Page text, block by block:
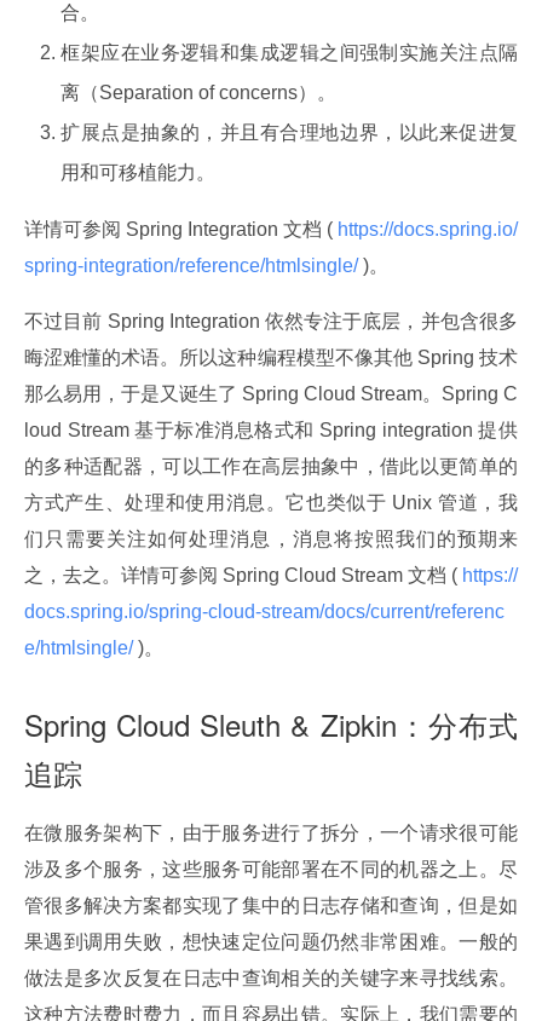
合。
框架应在业务逻辑和集成逻辑之间强制实施关注点隔
离（Separation of concerns）。
扩展点是抽象的，并且有合理地边界，以此来促进复
用和可移植能力。
详情可参阅 Spring Integration 文档 ( https://docs.spring.io/
spring-integration/reference/htmlsingle/ )。
不过目前 Spring Integration 依然专注于底层，并包含很多
晦涩难懂的术语。所以这种编程模型不像其他 Spring 技术
那么易用，于是又诞生了 Spring Cloud Stream。Spring C
loud Stream 基于标准消息格式和 Spring integration 提供
的多种适配器，可以工作在高层抽象中，借此以更简单的
方式产生、处理和使用消息。它也类似于 Unix 管道，我
们只需要关注如何处理消息，消息将按照我们的预期来
之，去之。详情可参阅 Spring Cloud Stream 文档 ( https://
docs.spring.io/spring-cloud-stream/docs/current/referenc
e/htmlsingle/ )。
Spring Cloud Sleuth & Zipkin：分布式
追踪
在微服务架构下，由于服务进行了拆分，一个请求很可能
涉及多个服务，这些服务可能部署在不同的机器之上。尽
管很多解决方案都实现了集中的日志存储和查询，但是如
果遇到调用失败，想快速定位问题仍然非常困难。一般的
做法是多次反复在日志中查询相关的关键字来寻找线索。
这种方法费时费力，而且容易出错。实际上，我们需要的